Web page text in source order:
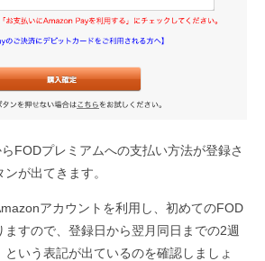
FODプレミアムへの支払い方法が登録さ
が出てきます。
アカウントを利用し、初めてのFOD
ますので、登録日から翌月同日までの2週
という表記が出ているのを確認しましょ